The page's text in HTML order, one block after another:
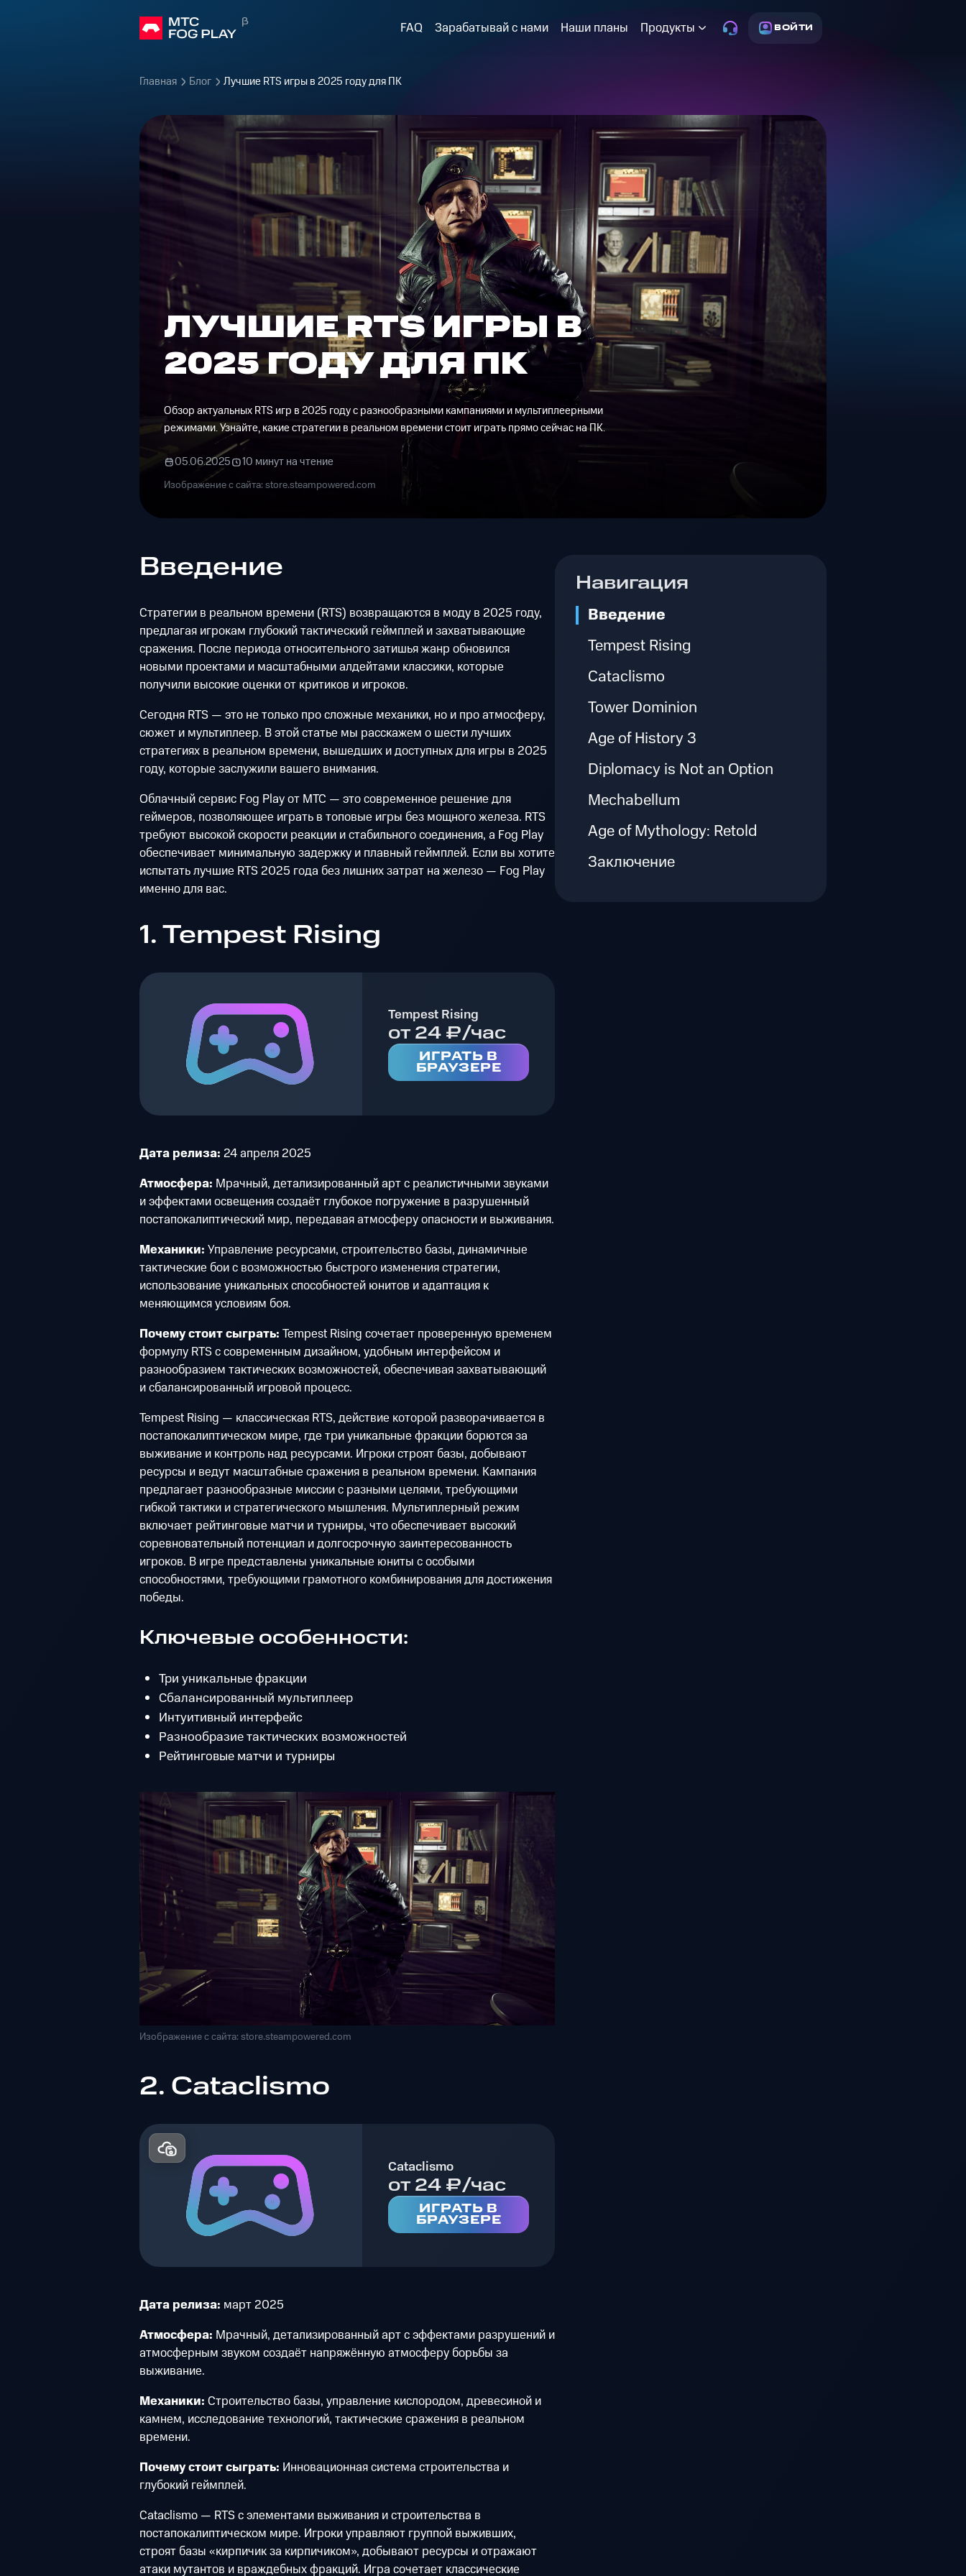
FAQ Зарабатывай с нами Наши планы Продукты ВОЙТИ
Главная Блог Лучшие RTS игры в 2025 году для ПК
ЛУЧШИЕ RTS ИГРЫ В
2025 ГОДУ ДЛЯ ПК
Обзор актуальных RTS игр в 2025 году с разнообразными кампаниями и мультиплеерными
режимами. Узнайте, какие стратегии в реальном времени стоит играть прямо сейчас на ПК.
05.06.2025 10 минут на чтение
Изображение с сайта: store.steampowered.com
Навигация
Введение
Tempest Rising
Cataclismo
Tower Dominion
Age of History 3
Diplomacy is Not an Option
Mechabellum
Age of Mythology: Retold
Заключение
Введение
Стратегии в реальном времени (RTS) возвращаются в моду в 2025 году,
предлагая игрокам глубокий тактический геймплей и захватывающие
сражения. После периода относительного затишья жанр обновился
новыми проектами и масштабными алдейтами классики, которые
получили высокие оценки от критиков и игроков.
Сегодня RTS — это не только про сложные механики, но и про атмосферу,
сюжет и мультиплеер. В этой статье мы расскажем о шести лучших
стратегиях в реальном времени, вышедших и доступных для игры в 2025
году, которые заслужили вашего внимания.
Облачный сервис Fog Play от МТС — это современное решение для
геймеров, позволяющее играть в топовые игры без мощного железа. RTS
требуют высокой скорости реакции и стабильного соединения, а Fog Play
обеспечивает минимальную задержку и плавный геймплей. Если вы хотите
испытать лучшие RTS 2025 года без лишних затрат на железо — Fog Play
именно для вас.
1. Tempest Rising
Tempest Rising
от 24 ₽/час
ИГРАТЬ В
БРАУЗЕРЕ
Дата релиза: 24 апреля 2025
Атмосфера: Мрачный, детализированный арт с реалистичными звуками
и эффектами освещения создаёт глубокое погружение в разрушенный
постапокалиптический мир, передавая атмосферу опасности и выживания.
Механики: Управление ресурсами, строительство базы, динамичные
тактические бои с возможностью быстрого изменения стратегии,
использование уникальных способностей юнитов и адаптация к
меняющимся условиям боя.
Почему стоит сыграть: Tempest Rising сочетает проверенную временем
формулу RTS с современным дизайном, удобным интерфейсом и
разнообразием тактических возможностей, обеспечивая захватывающий
и сбалансированный игровой процесс.
Tempest Rising — классическая RTS, действие которой разворачивается в
постапокалиптическом мире, где три уникальные фракции борются за
выживание и контроль над ресурсами. Игроки строят базы, добывают
ресурсы и ведут масштабные сражения в реальном времени. Кампания
предлагает разнообразные миссии с разными целями, требующими
гибкой тактики и стратегического мышления. Мультиплерный режим
включает рейтинговые матчи и турниры, что обеспечивает высокий
соревновательный потенциал и долгосрочную заинтересованность
игроков. В игре представлены уникальные юниты с особыми
способностями, требующими грамотного комбинирования для достижения
победы.
Ключевые особенности:
Три уникальные фракции
Сбалансированный мультиплеер
Интуитивный интерфейс
Разнообразие тактических возможностей
Рейтинговые матчи и турниры
Изображение с сайта: store.steampowered.com
2. Cataclismo
Cataclismo
от 24 ₽/час
ИГРАТЬ В
БРАУЗЕРЕ
Дата релиза: март 2025
Атмосфера: Мрачный, детализированный арт с эффектами разрушений и
атмосферным звуком создаёт напряжённую атмосферу борьбы за
выживание.
Механики: Строительство базы, управление кислородом, древесиной и
камнем, исследование технологий, тактические сражения в реальном
времени.
Почему стоит сыграть: Инновационная система строительства и
глубокий геймплей.
Cataclismo — RTS с элементами выживания и строительства в
постапокалиптическом мире. Игроки управляют группой выживших,
строят базы «кирпичик за кирпичиком», добывают ресурсы и отражают
атаки мутантов и враждебных фракций. Игра сочетает классические